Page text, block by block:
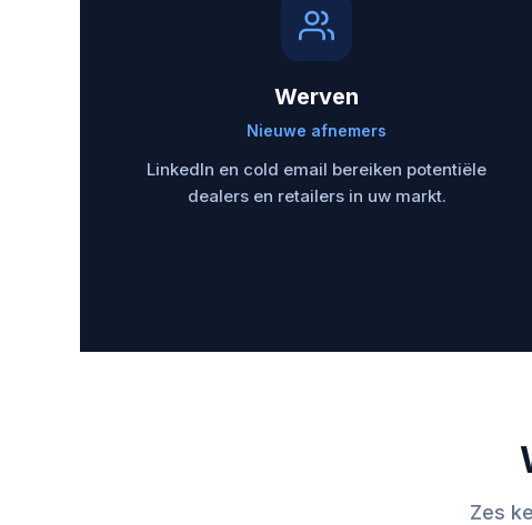
Werven
Nieuwe afnemers
LinkedIn en cold email bereiken potentiële
dealers en retailers in uw markt.
Zes